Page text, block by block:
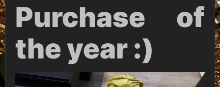
Purchase of
the year :)